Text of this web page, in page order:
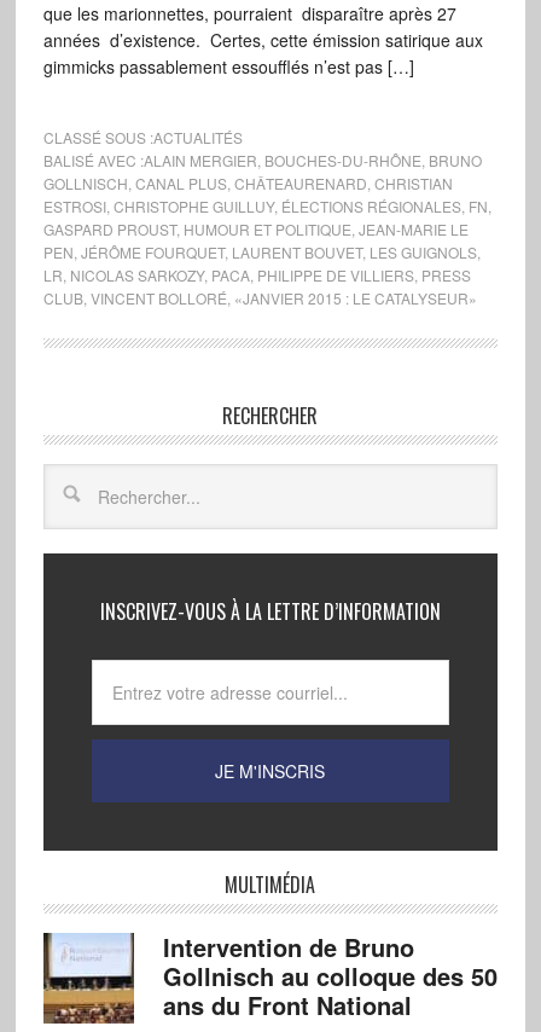
que les marionnettes, pourraient disparaître après 27
années d’existence. Certes, cette émission satirique aux
gimmicks passablement essoufflés n’est pas […]
CLASSÉ SOUS :ACTUALITÉS
BALISÉ AVEC :ALAIN MERGIER BOUCHES-DU-RHÔNE BRUNO
GOLLNISCH CANAL PLUS, CHÂTEAURENARD CHRISTIAN
ESTROSI, CHRISTOPHE GUILLUY, ÉLECTIONS RÉGIONALES, FN
GASPARD PROUST, HUMOUR ET POLITIQUE JEAN-MARIE LE
PEN JÉRÔME FOURQUET, LAURENT BOUVET, LES GUIGNOLS,
LR NICOLAS SARKOZY, PACA, PHILIPPE DE VILLIERS, PRESS
CLUB, VINCENT BOLLORÉ «JANVIER 2015 : LE CATALYSEUR»
RECHERCHER
INSCRIVEZ-VOUS À LA LETTRE D’INFORMATION
MULTIMÉDIA
Intervention de Bruno
Gollnisch au colloque des 50
ans du Front National